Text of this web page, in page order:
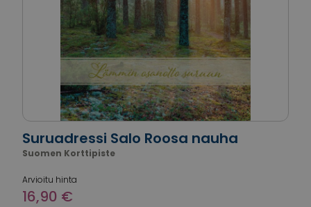
Suruadressi Salo Roosa nauha
Suomen Korttipiste
Arvioitu hinta
16,90 €